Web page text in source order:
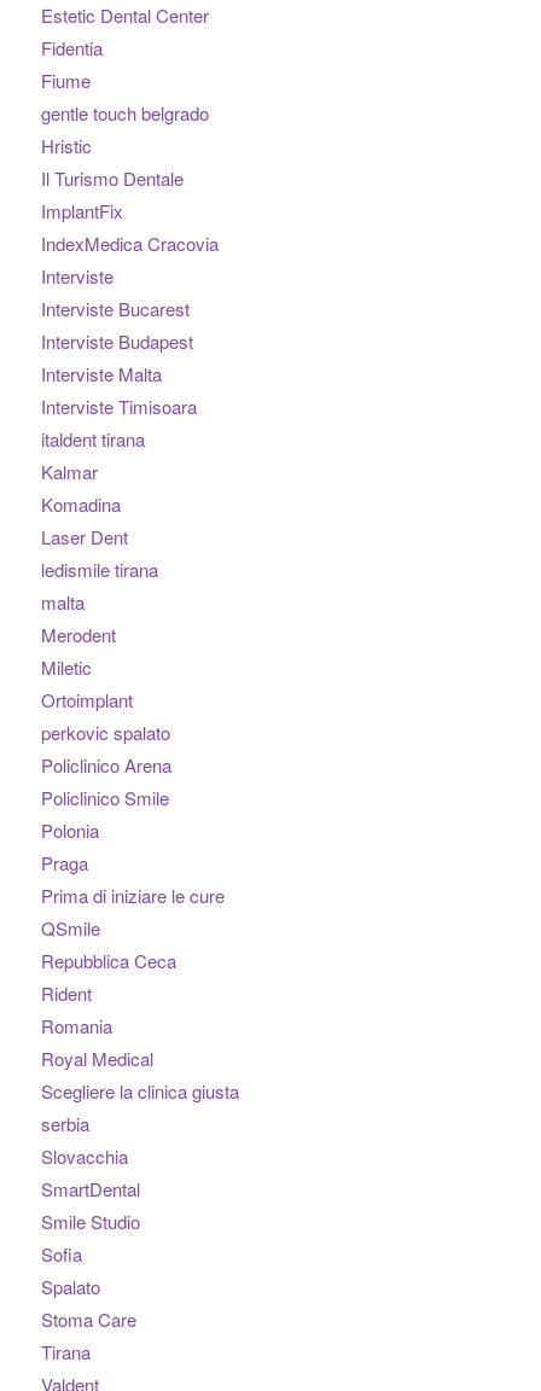
Estetic Dental Center
Fidentia
Fiume
gentle touch belgrado
Hristic
Il Turismo Dentale
ImplantFix
IndexMedica Cracovia
Interviste
Interviste Bucarest
Interviste Budapest
Interviste Malta
Interviste Timisoara
italdent tirana
Kalmar
Komadina
Laser Dent
ledismile tirana
malta
Merodent
Miletic
Ortoimplant
perkovic spalato
Policlinico Arena
Policlinico Smile
Polonia
Praga
Prima di iniziare le cure
QSmile
Repubblica Ceca
Rident
Romania
Royal Medical
Scegliere la clinica giusta
serbia
Slovacchia
SmartDental
Smile Studio
Sofia
Spalato
Stoma Care
Tirana
Valdent